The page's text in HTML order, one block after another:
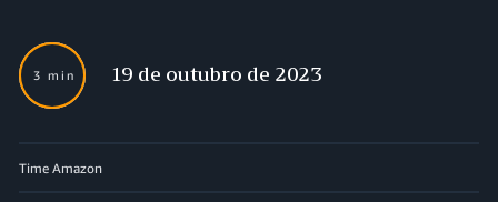
3 min 19 de outubro de 2023
Time Amazon